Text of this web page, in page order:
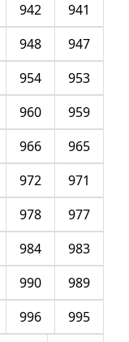
941
942
947
948
953
954
959
960
965
966
971
972
977
978
983
984
989
990
995
996